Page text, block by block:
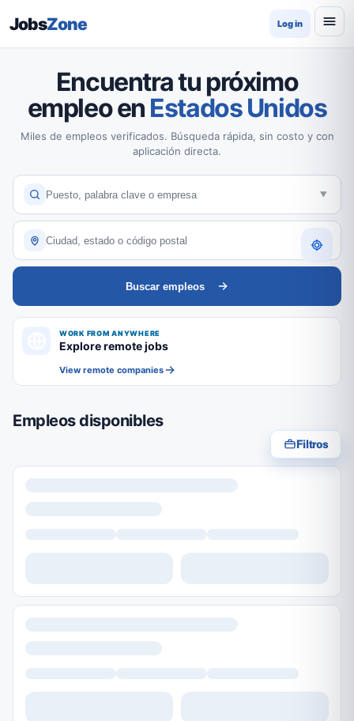
JobsZone Log in
Encuentra tu próximo
empleo en Estados Unidos
Miles de empleos verificados. Búsqueda rápida, sin costo y con
aplicación directa.
Buscar empleos
WORK FROM ANYWHERE
Explore remote jobs
View remote companies
Empleos disponibles
Filtros